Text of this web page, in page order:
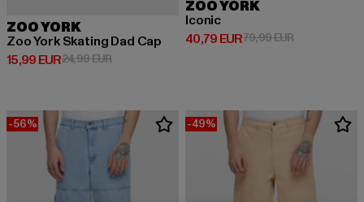
ZOO YORK
Zoo York Skating Dad Cap
15,99 EUR
Derzeitiger Preis: 15,99 EUR
24,99 EURAktionspreis: 24,99 EUR
ZOO YORK
Iconic
40,79 EUR
Derzeitiger Preis: 40,79 EUR
79,99 EURAktionspreis:
-56% -49%